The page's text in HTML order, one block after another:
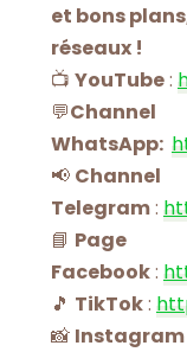
et bons
réseaux !
📺 YouTube:
💬Channel
WhatsApp:
📢 Channel
Telegram:
📘 Page
Facebook:
🎵 TikTok:
📸 Instagram